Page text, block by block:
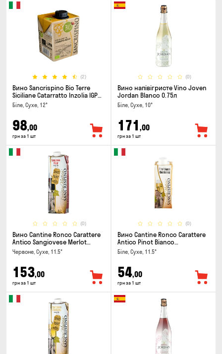
(2)
Вино Sancrispino Bio Terre
Siciliane Catarratto Inzolia IGP
0.5л
Біле, Сухе, 12°
98,00
грн за 1 шт
(0)
Вино напівігристе Vino Joven
Jordan Blanco 0.75л
Біле, Сухе, 10°
171 ,00
грн за 1 шт
(0)
Вино Cantine Ronco Carattere
Antico Sangiovese Merlot
Rubicone IGT 1л
Червоне, Сухе, 11.5°
153,00
грн за 1 шт
(0)
Вино Cantine Ronco Carattere
Antico Pinot Bianco
Chardonnay Rubicone IGT 0.25л
Біле, Сухе, 11.5°
54,00
грн за 1 шт